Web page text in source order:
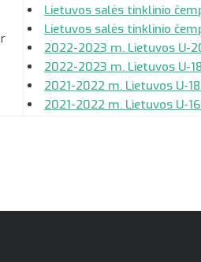
Lietuvos salės tinklinio
Lietuvos salės tinklinio
2022-2023 m. Lietuvos U-
2022-2023 m. Lietuvos U-
2021-2022 m. Lietuvos U-
2021-2022 m. Lietuvos U-